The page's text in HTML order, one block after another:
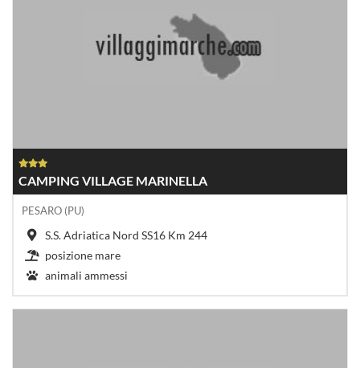
CAMPING VILLAGE MARINELLA
PESARO (PU)
S.S. Adriatica Nord SS16 Km 244
posizione mare
animali ammessi